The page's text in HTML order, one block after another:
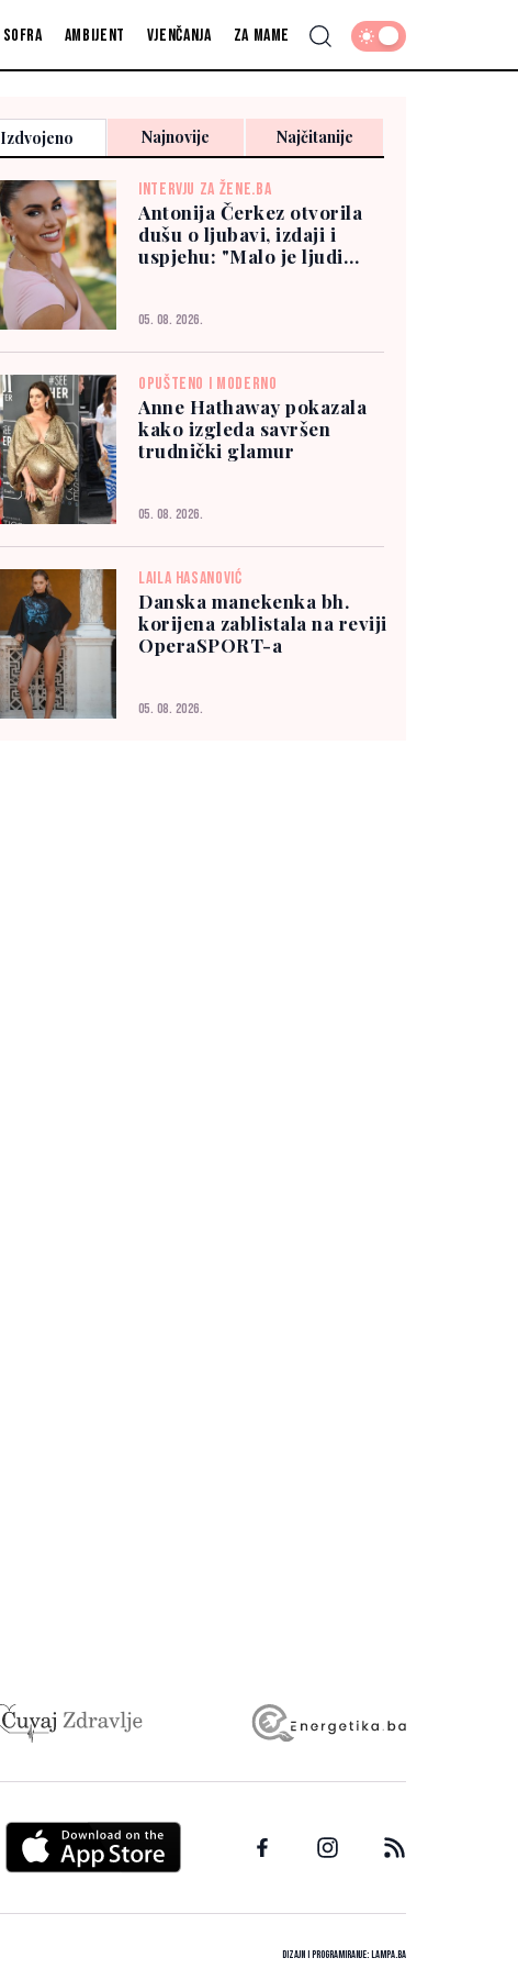
Sofra Ambijent Vjenčanja Za mame
Izdvojeno Najnovije Najčitanije
INTERVJU ZA ŽENE.BA
Antonija Čerkez otvorila
dušu o ljubavi, izdaji i
uspjehu: "Malo je ljudi
05. 08. 2026.
OPUŠTENO I MODERNO
Anne Hathaway pokazala
kako izgleda savršen
trudnički glamur
05. 08. 2026.
LAILA HASANOVIĆ
Danska manekenka bh.
korijena zablistala na reviji
OperaSPORT-a
05. 08. 2026.
Dizajn i programiranje:Lampa.ba